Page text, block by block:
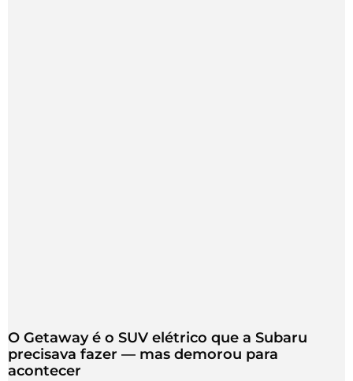
O Getaway é o SUV elétrico que a Subaru
precisava fazer — mas demorou para
acontecer